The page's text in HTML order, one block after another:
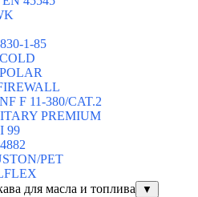
1-85
F 11-380/CAT.2
PREMIUM
99
PET
для масла и топлива
▼